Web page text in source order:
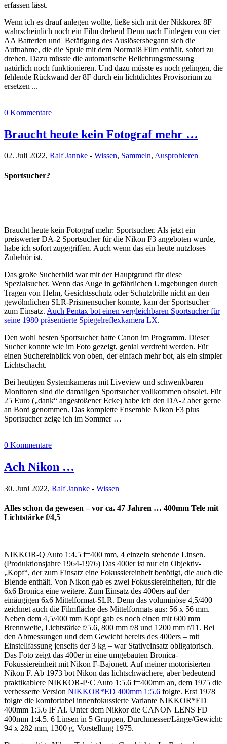
erfassen lässt.
Wenn ich es drauf anlegen wollte, ließe sich mit der Nikkorex 8F
wahrscheinlich noch ein Film drehen! Denn nach Einlegen von vier
AA Batterien und Betätigung des Auslösersbegann sich die
Aufnahme, die die Spule mit dem Normal8 Film enthält, sofort zu
drehen. Dazu müsste die automatische Belichtungsmessung
natürlich noch funktionieren. Und dazu müsste es noch gelingen, die
fehlende Rückwand der 8F durch ein lichtdichtes Provisorium zu
ersetzen ...
0 Kommentare
Braucht heute kein Fotograf mehr …
02. Juli 2022, Ralf Jannke - Wissen, Sammeln, Ausprobieren
Sportsucher?
Braucht heute kein Fotograf mehr: Sportsucher. Als jetzt ein
preiswerter DA-2 Sportsucher für die Nikon F3 angeboten wurde,
habe ich sofort zugegriffen. Auch wenn das ein heute nutzloses
Zubehör ist.
Das große Sucherbild war mit der Hauptgrund für diese
Spezialsucher. Wenn das Auge in gefährlichen Umgebungen durch
Tragen von Helm, Gesichtsschutz oder Schutzbrille nicht an den
gewöhnlichen SLR-Prismensucher konnte, kam der Sportsucher
zum Einsatz. Auch Pentax bot einen vergleichbaren Sportsucher für
seine 1980 präsentierte Spiegelreflexkamera LX.
Den wohl besten Sportsucher hatte Canon im Programm. Dieser
Sucher konnte wie im Foto gezeigt, genial verdreht werden. Für
einen Suchereinblick von oben, der einfach mehr bot, als ein simpler
Lichtschacht.
Bei heutigen Systemkameras mit Liveview und schwenkbaren
Monitoren sind die damaligen Sportsucher vollkommen obsolet. Für
25 Euro („dank“ angestoßener Ecke) habe ich den DA-2 aber gerne
an Bord genommen. Das komplette Ensemble Nikon F3 plus
Sportsucher zeige ich im Sommer …
0 Kommentare
Ach Nikon …
30. Juni 2022, Ralf Jannke - Wissen
Alles schon da gewesen – vor ca. 47 Jahren … 400mm Tele mit
Lichtstärke f/4,5
NIKKOR-Q Auto 1:4.5 f=400 mm, 4 einzeln stehende Linsen.
(Produktionsjahre 1964-1976) Das 400er ist nur ein Objektiv-
„Kopf“, der zum Einsatz eine Fokussiereinheit benötigt, die auch die
Blende enthält. Von Nikon gab es zwei Fokussiereinheiten, für die
6x6 Bronica eine weitere. Zum Einsatz des 400ers auf der
einäugigen 6x6 Mittelformat-SLR. Denn das voluminöse 4,5/400
zeichnet auch die Filmfläche des Mittelformats aus: 56 x 56 mm.
Neben dem 4,5/400 mm Kopf gab es noch einen mit 600 mm
Brennweite, Lichtstärke f/5.6, 800 mm f/8 und 1200 mm f/11. Bei
den Abmessungen und dem Gewicht bereits des 400ers – mit
Einstellfassung jenseits der 3 kg – war Stativeinsatz obligatorisch.
Das Foto zeigt das 400er in eine umgebauten Bronica-
Fokussiereinheit mit Nikon F-Bajonett. Auf meiner motorisierten
Nikon F. Ab 1973 bot Nikon das lichtschwächere, aber bedeutend
praktikablere NIKKOR-P·C Auto 1:5.6 f=400mm an, dem 1975 die
verbesserte Version NIKKOR*ED 400mm 1:5.6 folgte. Erst 1978
folgte die komfortabel innenfokussierte Variante NIKKOR*ED
400mm 1:5.6 IF AI. Unter dem Nikkor die CANON LENS FD
400mm 1:4.5. 6 Linsen in 5 Gruppen, Durchmesser/Länge/Gewicht:
94 x 282 mm, 1300 g, Vorstellung 1975.